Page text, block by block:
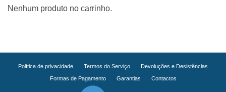
Nenhum produto no carrinho.
Política de privacidade Termos do Serviço
Devoluções e Desistências
Formas de Pagamento
Garantias Contactos